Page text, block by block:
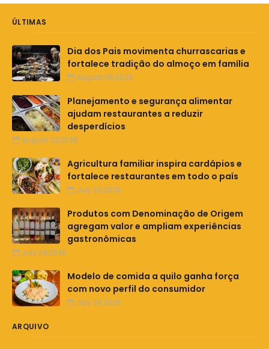
ÚLTIMAS
Dia dos Pais movimenta churrascarias e
fortalece tradição do almoço em família
August 05,2026
Planejamento e segurança alimentar
ajudam restaurantes a reduzir
desperdícios
August 03,2026
Agricultura familiar inspira cardápios e
fortalece restaurantes em todo o país
July 30,2026
Produtos com Denominação de Origem
agregam valor e ampliam experiências
gastronômicas
July 24,2026
Modelo de comida a quilo ganha força
com novo perfil do consumidor
July 24,2026
ARQUIVO